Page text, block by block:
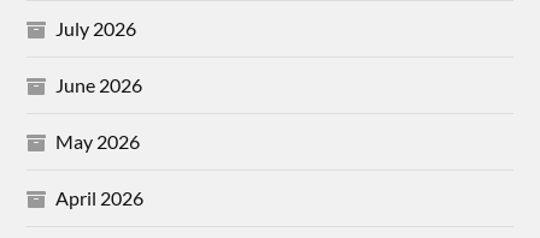
July 2026
June 2026
May 2026
April 2026